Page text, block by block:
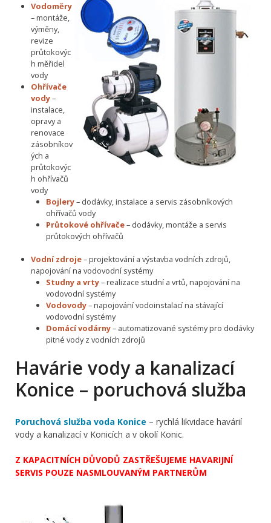
Vodoměry
– montáže,
výměny,
revize
průtokovýc
h měřidel
vody
Ohřívače
vody–
instalace,
opravy a
renovace
zásobníkov
ých a
průtokovýc
h ohřívačů
vody
Bojlery– dodávky, instalace a servis zásobníkových
ohřívačů vody
Průtokové ohřívače– dodávky, montáže a servis
průtokových ohřívačů
Vodní zdroje– projektování a výstavba vodních zdrojů,
napojování na vodovodní systémy
Studny a vrty– realizace studní a vrtů, napojování na
vodovodní systémy
Vodovody– napojování vodoinstalací na stávající
vodovodní systémy
Domácí vodárny– automatizované systémy pro dodávky
pitné vody z vodních zdrojů
Havárie vody a kanalizací
Konice – poruchová služba
Poruchová služba voda Konice – rychlá likvidace havárií
vody a kanalizací v Konicích a v okolí Konic.
Z KAPACITNÍCH DŮVODŮ ZASTŘEŠUJEME HAVARIJNÍ
SERVIS POUZE NASMLOUVANÝM PARTNERŮM